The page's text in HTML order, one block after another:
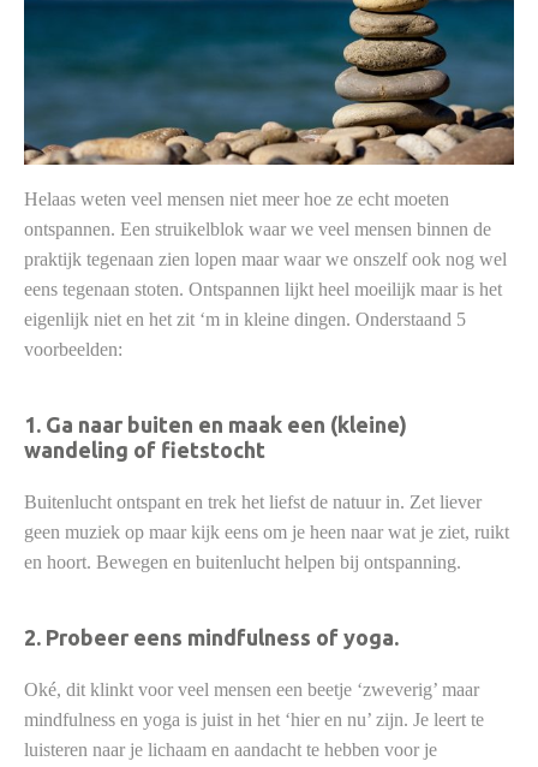
Helaas weten veel mensen niet meer hoe ze echt moeten
ontspannen. Een struikelblok waar we veel mensen binnen de
praktijk tegenaan zien lopen maar waar we onszelf ook nog wel
eens tegenaan stoten. Ontspannen lijkt heel moeilijk maar is het
eigenlijk niet en het zit ‘m in kleine dingen. Onderstaand 5
voorbeelden:
1. Ga naar buiten en maak een (kleine)
wandeling of fietstocht
Buitenlucht ontspant en trek het liefst de natuur in. Zet liever
geen muziek op maar kijk eens om je heen naar wat je ziet, ruikt
en hoort. Bewegen en buitenlucht helpen bij ontspanning.
2. Probeer eens mindfulness of yoga.
Oké, dit klinkt voor veel mensen een beetje ‘zweverig’ maar
mindfulness en yoga is juist in het ‘hier en nu’ zijn. Je leert te
luisteren naar je lichaam en aandacht te hebben voor je